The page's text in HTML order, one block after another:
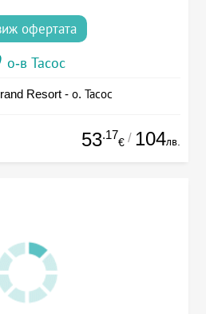
офертата
о-в Тасос
Resort - о. Тасос
53.17
€ / 104лв.